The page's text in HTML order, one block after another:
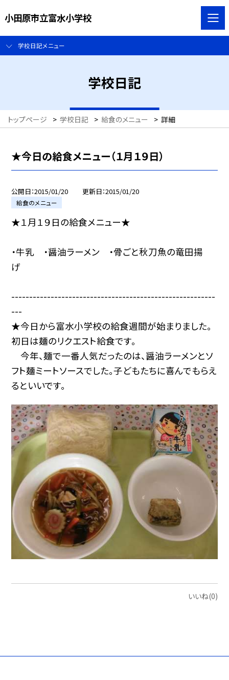
小田原市立富水小学校
学校日記メニュー
学校日記
トップページ > 学校日記 > 給食のメニュー > 詳細
★今日の給食メニュー（１月１９日）
公開日 2015/01/20 更新日 2015/01/20
給食のメニュー
★１月１９日の給食メニュー★
・牛乳 ・醤油ラーメン ・骨ごと秋刀魚の竜田揚
げ
---------------------------------------------------------
---
★今日から富水小学校の給食週間が始まりました。
初日は麺のリクエスト給食です。
今年、麺で一番人気だったのは、醤油ラーメンとソ
フト麺ミートソースでした。子どもたちに喜んでもらえ
るといいです。
いいね(0)